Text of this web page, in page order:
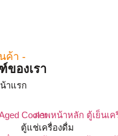
ค้า -
องเรา
ตู้แช่เครื่องดื่ม